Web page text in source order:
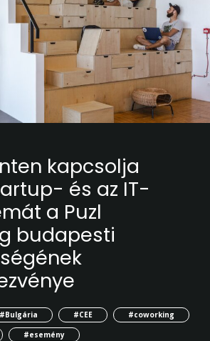
kapcsolja
és az IT-
a Puzl
budapesti
#Bulgária #CEE
#coworking
#esemény